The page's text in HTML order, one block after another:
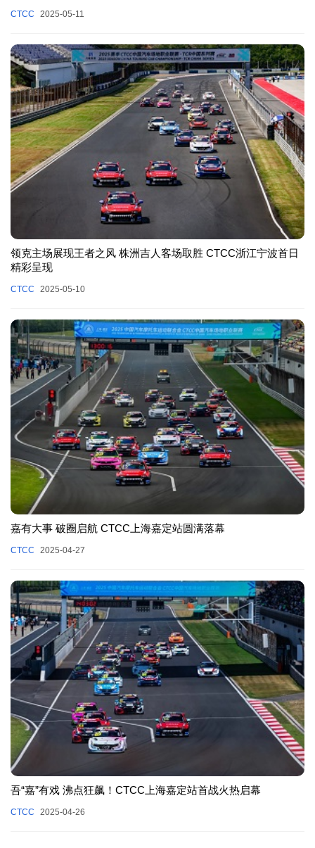
CTCC 2025-05-11
领克主场展现王者之风 株洲吉人客场取胜 CTCC浙江宁波首日
精彩呈现
CTCC 2025-05-10
嘉有大事 破圈启航 CTCC上海嘉定站圆满落幕
CTCC 2025-04-27
吾“嘉”有戏 沸点狂飙！CTCC上海嘉定站首战火热启幕
CTCC 2025-04-26